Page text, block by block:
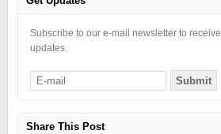
Subscribe to our e-mail newsletter to receive
updates.
Share This Post